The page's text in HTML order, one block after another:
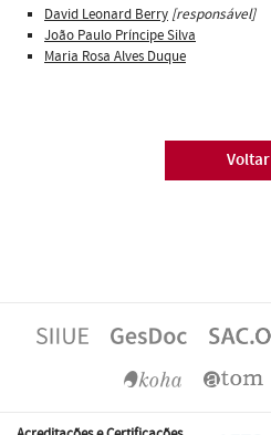
David Leonard Berry [responsável]
João Paulo Príncipe Silva
Maria Rosa Alves Duque
Voltar